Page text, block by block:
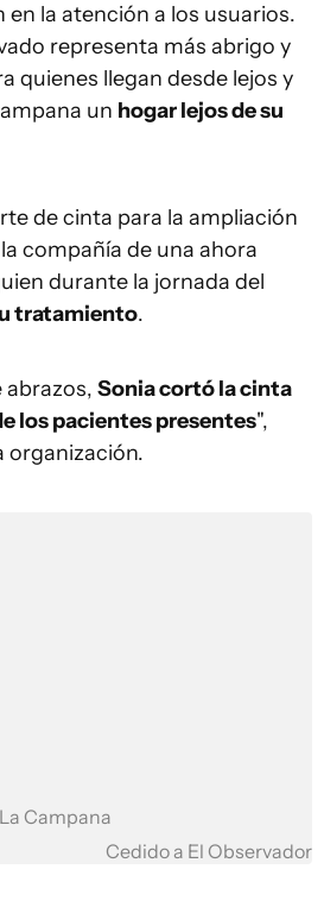
la atención a los usuarios.
representa más abrigo y
quienes llegan desde lejos y
un hogar lejos de su
de cinta para la ampliación
compañía de una ahora
durante la jornada del
tratamiento.
Sonia cortó la cinta
los pacientes presentes",
organización.
Campana
Cedido a El Observador